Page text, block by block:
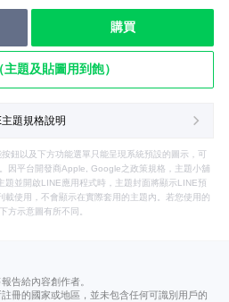
購買
題及貼圖用到飽）
題規格說明
鈕以及下方功能選單只能呈現系統預設的圖示，可
因平台開發商Apple, Google之政策規格，主題小舖
題並開啟LINE應用程式時，主題封面將顯示LINE預
使用，不會顯示在實際套用的主題內。若您使用的
方示意圖有所不同。
告給內容創作者。
冊的國家或地區，並未包含任何可識別用戶的